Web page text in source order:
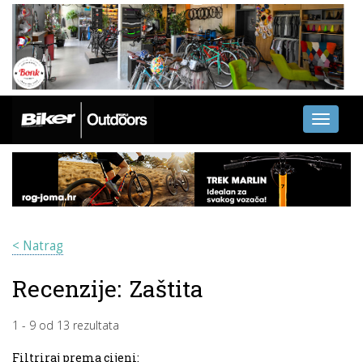
Toggle
< Natrag
Recenzije: Zaštita
1 - 9 od 13 rezultata
Filtriraj prema cijeni: